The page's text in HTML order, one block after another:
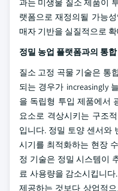
과는 미생물 질소 제품이
랫폼으로 재정의될 가능
매자 기반을 실질적으로
정밀 농업 플랫폼과의 통합
질소 고정 곡물 기술은 통
되는 경우가 increasingly
을 독립형 투입 제품에서
요소로 격상시키는 구조
입니다. 정밀 토양 센서와
시기를 최적화하는 현장
정 기술은 정밀 시스템이
료 사용량을 감소시킵니
제공하는 것보다 상업적